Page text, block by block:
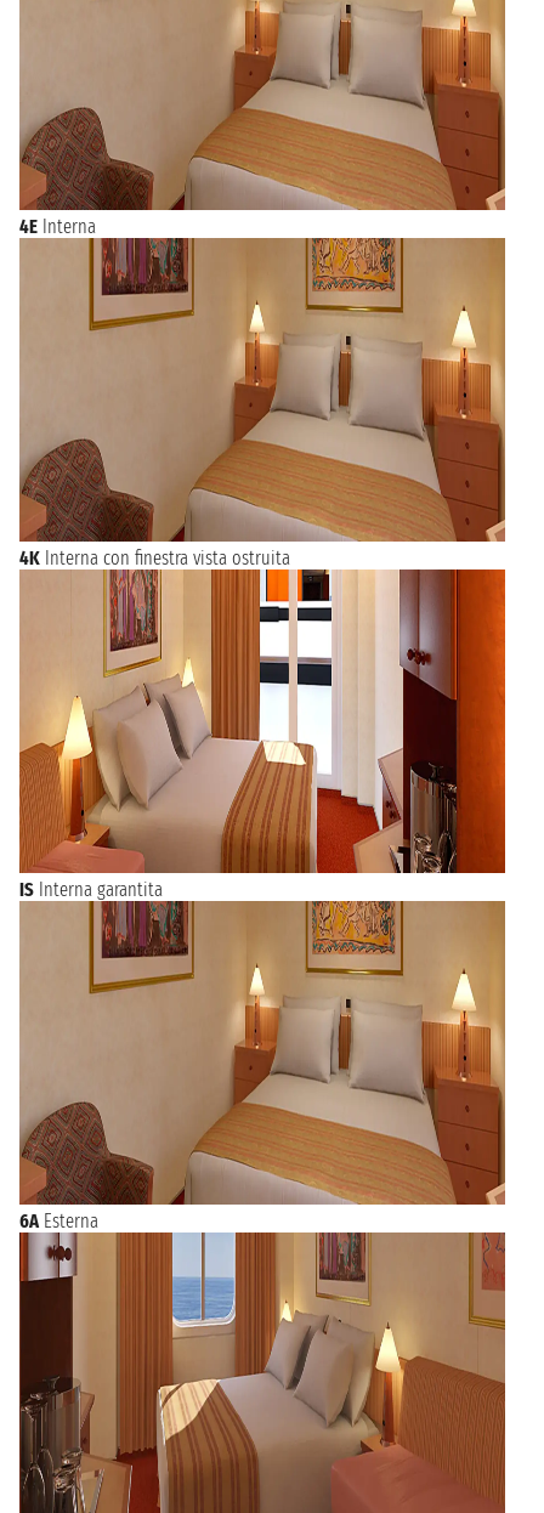
4E Interna
4K Interna con finestra vista ostruita
IS Interna garantita
6A Esterna